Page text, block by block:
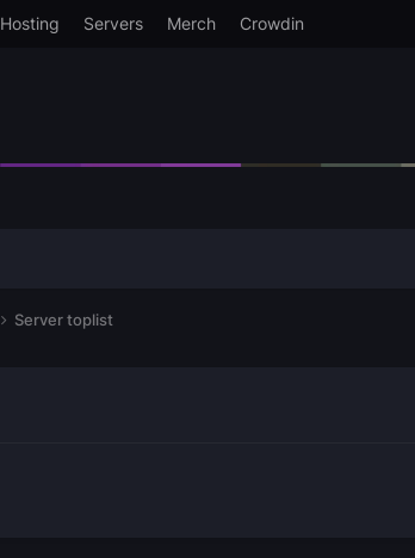
Hosting Servers Merch Crowdin
Server toplist